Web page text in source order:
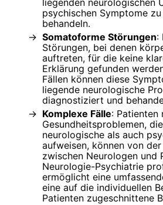
liegenden neurologischen
psychischen Symptome
behandeln.
Somatoforme Störungen:
Störungen, bei denen
auftreten, für die keine
Erklärung gefunden
Fällen können diese
liegende neurologische
diagnostiziert und
Komplexe Fälle: Patienten
Gesundheitsproblemen,
neurologische als auch
aufweisen, können von
zwischen Neurologen und
Neurologie-Psychiatrie
ermöglicht eine
eine auf die individuellen
Patienten zugeschnittene